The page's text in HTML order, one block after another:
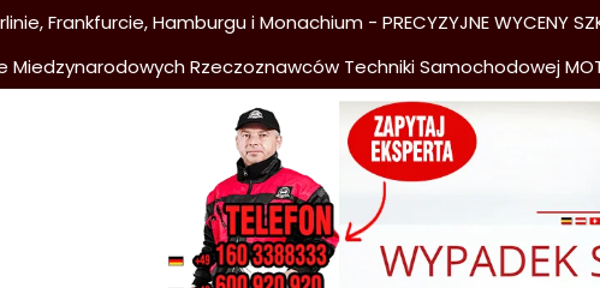
Frankfurcie, Hamburgu i Monachium - PRECYZYJNE WYCENY
Miedzynarodowych Rzeczoznawców Techniki Samochodowej